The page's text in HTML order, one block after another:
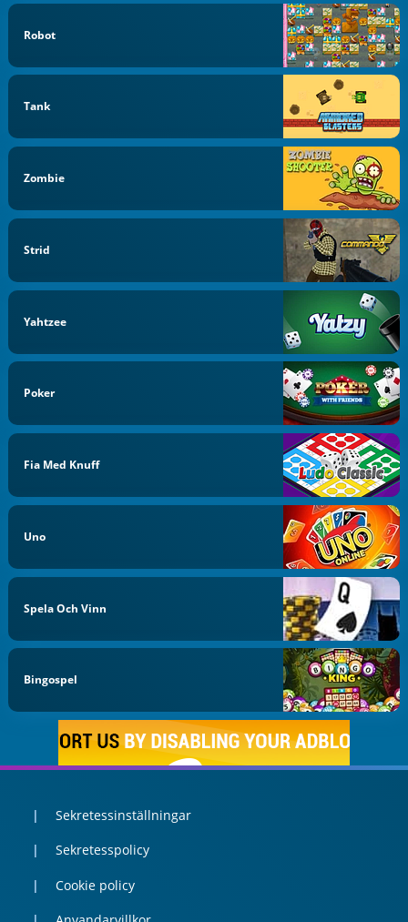
Robot
Tank
Zombie
Strid
Yahtzee
Poker
Fia Med Knuff
Uno
Spela Och Vinn
Bingospel
Sekretessinställningar
Sekretesspolicy
Cookie policy